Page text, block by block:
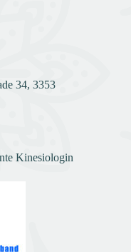
34, 3353
Kinesiologin